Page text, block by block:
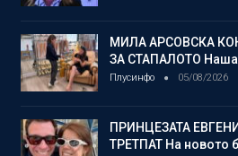
МИЛА АРСОВСКА
ЗА СТАПАЛОТО
Плусинфо 05/08/2026
ПРИНЦЕЗАТА
ТРЕТПАТ На новото